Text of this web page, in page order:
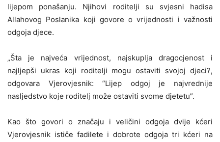
lijepom ponašanju. Njihovi roditelji su svjesni hadisa
Allahovog Poslanika koji govore o vrijednosti i važnosti
odgoja djece.
„Šta je najveća vrijednost, najskuplja dragocjenost i
najljepši ukras koji roditelji mogu ostaviti svojoj djeci?,
odgovara Vjerovjesnik: “Lijep odgoj je najvrednije
nasljedstvo koje roditelj može ostaviti svome djetetu”.
Kao što govori o značaju i veličini odgoja dvije kćeri
Vjerovjesnik ističe fadilete i dobrote odgoja tri kćeri na